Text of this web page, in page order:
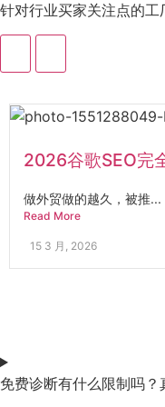
针对行业买家关注点的
2026谷歌SEO完
做外贸做的越久，被推...
Read More
15 3 月, 2026
免费诊断有什么限制吗？